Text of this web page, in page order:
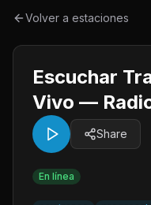
Volver a estaciones
Escuchar
Vivo —
Share
En línea